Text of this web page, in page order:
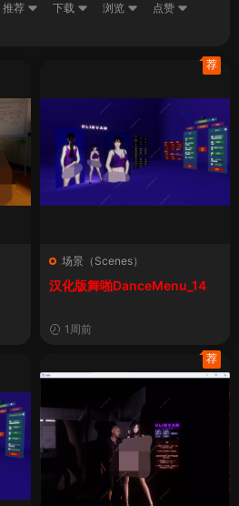
推荐 下载 浏览
点赞
场景（Scenes）
汉化版舞啪DanceMenu_14
1周前
荐
荐